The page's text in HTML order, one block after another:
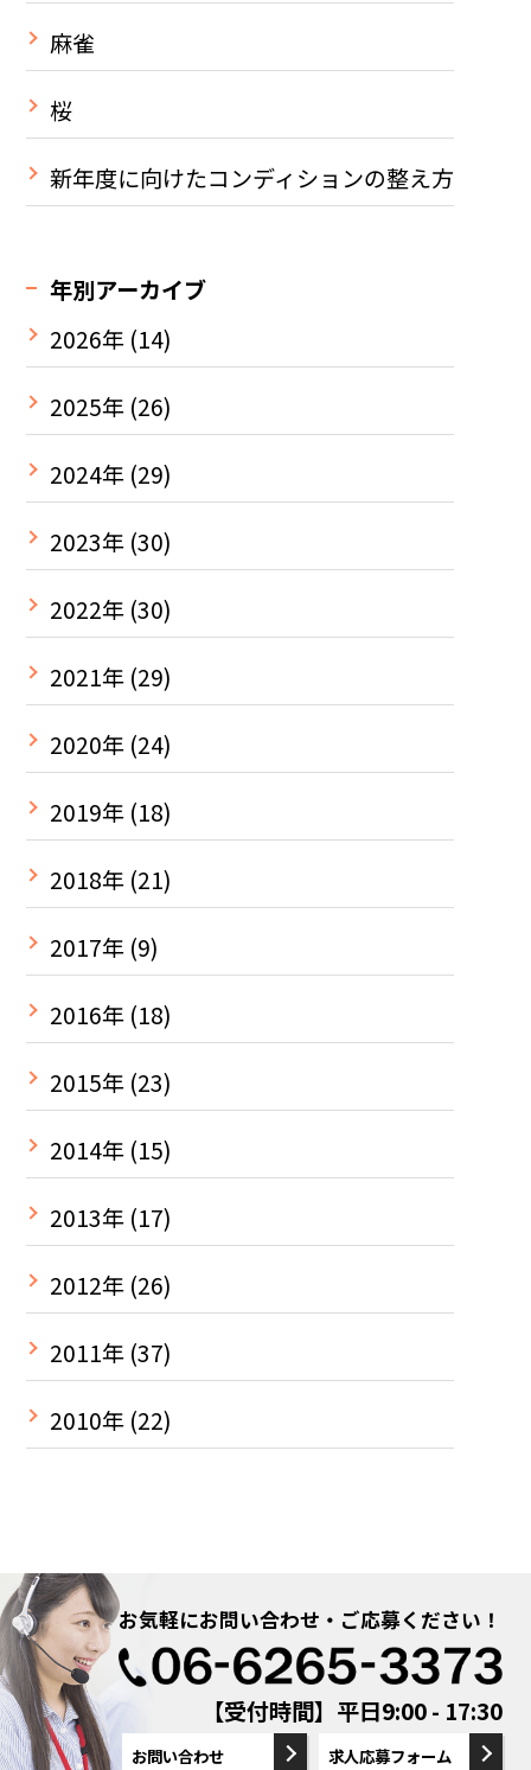
麻雀
桜
新年度に向けたコンディションの整え方
年別アーカイブ
2026年 (14)
2025年 (26)
2024年 (29)
2023年 (30)
2022年 (30)
2021年 (29)
2020年 (24)
2019年 (18)
2018年 (21)
2017年 (9)
2016年 (18)
2015年 (23)
2014年 (15)
2013年 (17)
2012年 (26)
2011年 (37)
2010年 (22)
お気軽にお問い合わせ・ご応募ください！
【受付時間】平日9:00 - 17:30
お問い合わせ 求人応募フォーム